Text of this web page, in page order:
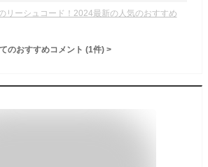
リーシュコード！2024最新の人気のおすすめ
のおすすめコメント (1件) >